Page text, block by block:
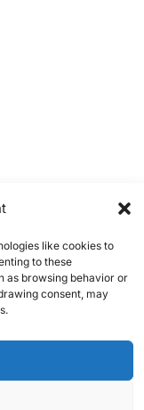
like cookies to
to these
as browsing behavior or
consent, may